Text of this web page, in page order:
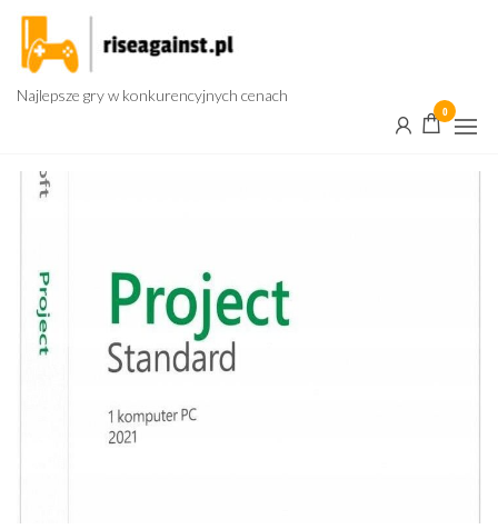
Przejdź
treści
Najlepsze gry w konkurencyjnych cenach
0